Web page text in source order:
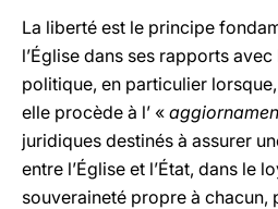
La liberté est le principe
l’Église dans ses rapports
politique, en particulier
elle procède à l’ «
juridiques destinés à assurer
entre l’Église et l’État, dans le
souveraineté propre à chacun,